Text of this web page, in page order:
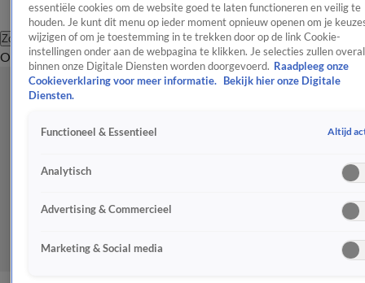
Zoeken
OverzichtEntertainmentSpraakmakendRealityCrimeVideo's
essentiële cookies om de website goed te laten functioneren en veilig te
houden. Je kunt dit menu op ieder moment opnieuw openen om je
wijzigen of om je toestemming in te trekken door op de link Cookie-
instellingen onder aan de webpagina te klikken. Je selecties zullen overal
binnen onze Digitale Diensten worden doorgevoerd. Raadpleeg onze
Cookieverklaring voor meer informatie.
Bekijk hier onze Digitale
Diensten.
Functioneel & Essentieel Altijd
Analytisch
Advertising & Commercieel
Marketing & Social media